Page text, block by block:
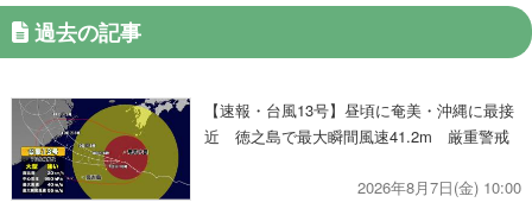
過去の記事
【速報・台風13号】昼頃に奄美・沖縄に最接
近 徳之島で最大瞬間風速41.2m 厳重警戒
2026年8月7日(金) 10:00